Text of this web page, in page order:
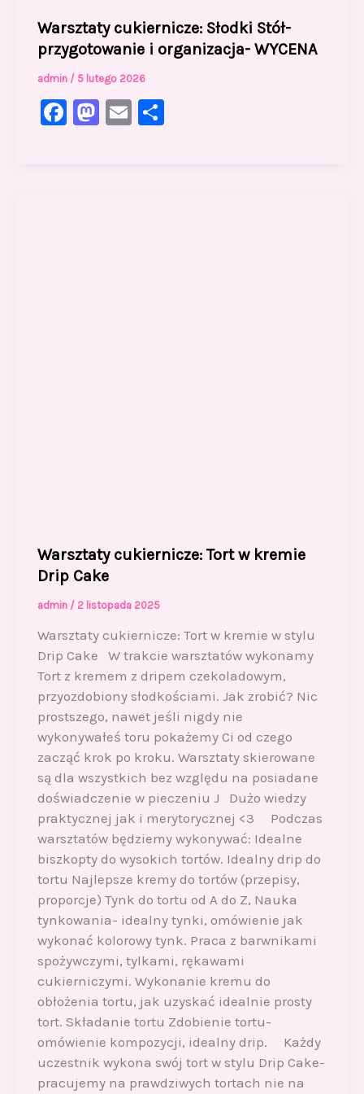
Warsztaty cukiernicze: Słodki Stół-
przygotowanie i organizacja- WYCENA
admin / 5 lutego 2026
F
M E S
Warsztaty cukiernicze: Tort w kremie
Drip Cake
admin / 2 listopada 2025
Warsztaty cukiernicze: Tort w kremie w stylu
Drip Cake W trakcie warsztatów wykonamy
Tort z kremem z dripem czekoladowym,
przyozdobiony słodkościami. Jak zrobić? Nic
prostszego, nawet jeśli nigdy nie
wykonywałeś toru pokażemy Ci od czego
zacząć krok po kroku. Warsztaty skierowane
są dla wszystkich bez względu na posiadane
doświadczenie w pieczeniu J Dużo wiedzy
praktycznej jak i merytorycznej <3 Podczas
warsztatów będziemy wykonywać: Idealne
biszkopty do wysokich tortów. Idealny drip do
tortu Najlepsze kremy do tortów (przepisy,
proporcje) Tynk do tortu od A do Z, Nauka
tynkowania- idealny tynki, omówienie jak
wykonać kolorowy tynk. Praca z barwnikami
spożywczymi, tylkami, rękawami
cukierniczymi. Wykonanie kremu do
obłożenia tortu, jak uzyskać idealnie prosty
tort. Składanie tortu Zdobienie tortu-
omówienie kompozycji, idealny drip. Każdy
uczestnik wykona swój tort w stylu Drip Cake-
pracujemy na prawdziwych tortach nie na